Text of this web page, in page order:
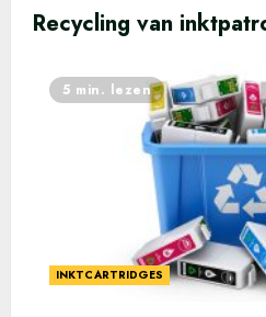
Recycling van
5 min. lezen
INKTCARTRIDGES